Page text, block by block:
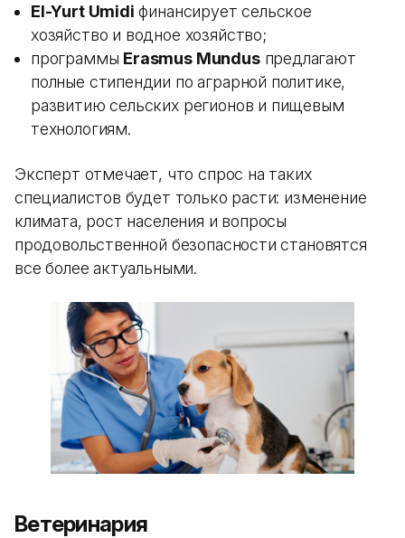
El-Yurt Umidi финансирует сельское
хозяйство и водное хозяйство;
программы Erasmus Mundusпредлагают
полные стипендии по аграрной политике,
развитию сельских регионов и пищевым
технологиям.
Эксперт отмечает, что спрос на таких
специалистов будет только расти: изменение
климата, рост населения и вопросы
продовольственной безопасности становятся
все более актуальными.
Ветеринария